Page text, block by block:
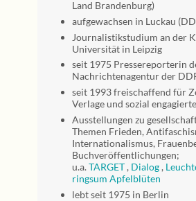
Land Brandenburg)
aufgewachsen in Luckau
Journalistikstudium an der
Universität in Leipzig
seit 1975 Pressereporterin
Nachrichtenagentur der
seit 1993 freischaffend für
Verlage und sozial
Ausstellungen zu
Themen Frieden,
Internationalismus,
Buchveröffentlichungen;
u.a.TARGET, Dialog,
ringsum Apfelblüten
lebt seit 1975 in Berlin